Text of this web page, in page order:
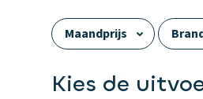
Maandprijs
Kies de